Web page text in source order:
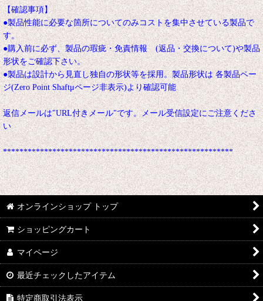
【確認事項】
●製品性能に必要な箇所についてのみコストを集中させている製品で
す。
●購入前に必ず、製品の瑕疵・免責情報 (返品・交換について)や製品
形状をご確認下さい。
●製品は設計から見直し独自の形状等を採用。製品形状は 各製品ペー
ジ(Zero Point Shaftμページ非表示)より確認可能
返信メールは"URL付きメール"です。メール受信設定にご注意くださ
い
********************************************************
オンラインショップ トップ
ショッピングカート
マイページ
最近チェックしたアイテム
特定商取引法表示